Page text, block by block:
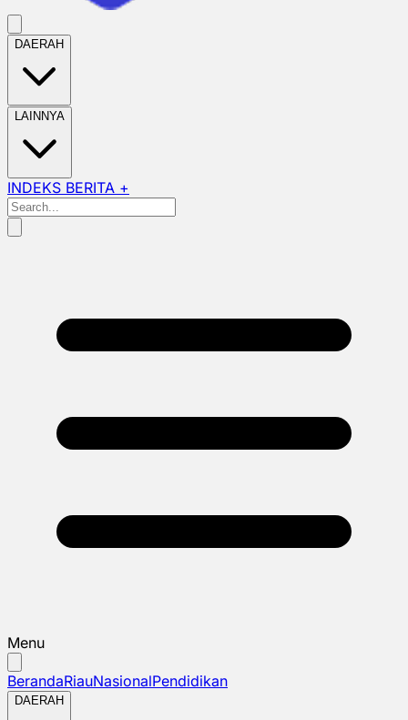
DAERAH
LAINNYA
INDEKS BERITA +
Menu
BerandaRiauNasionalPendidikan
DAERAH